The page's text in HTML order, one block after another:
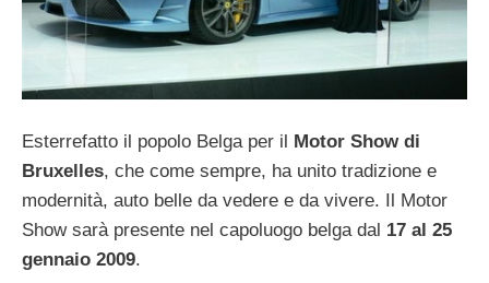
Esterrefatto il popolo Belga per il Motor Show di
Bruxelles, che come sempre, ha unito tradizione e
modernità, auto belle da vedere e da vivere. Il Motor
Show sarà presente nel capoluogo belga dal 17 al 25
gennaio 2009.